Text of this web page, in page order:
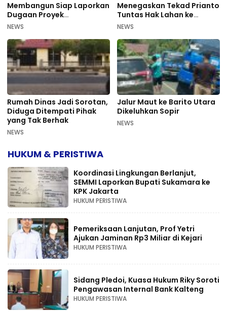
Membangun Siap Laporkan
Dugaan Proyek
Bermasalah PUPR Kalteng
NEWS
Menegaskan Tekad Prianto
Tuntas Hak Lahan ke
Mahkamah Agung
NEWS
Rumah Dinas Jadi Sorotan,
Diduga Ditempati Pihak
yang Tak Berhak
NEWS
Jalur Maut ke Barito Utara
Dikeluhkan Sopir
NEWS
HUKUM & PERISTIWA
Koordinasi Lingkungan Berlanjut,
SEMMI Laporkan Bupati Sukamara ke
KPK Jakarta
HUKUM PERISTIWA
Pemeriksaan Lanjutan, Prof Yetri
Ajukan Jaminan Rp3 Miliar di Kejari
HUKUM PERISTIWA
Sidang Pledoi, Kuasa Hukum Riky Soroti
Pengawasan Internal Bank Kalteng
HUKUM PERISTIWA